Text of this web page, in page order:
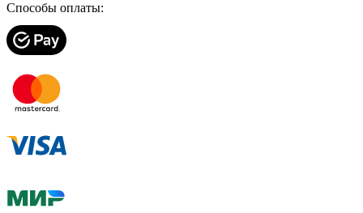
Способы оплаты: